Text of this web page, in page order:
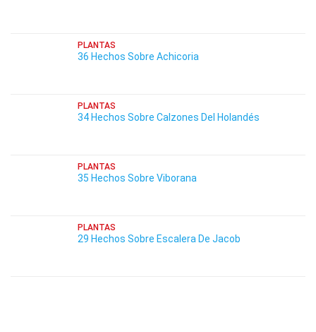
PLANTAS
36 Hechos Sobre Achicoria
PLANTAS
34 Hechos Sobre Calzones Del Holandés
PLANTAS
35 Hechos Sobre Viborana
PLANTAS
29 Hechos Sobre Escalera De Jacob